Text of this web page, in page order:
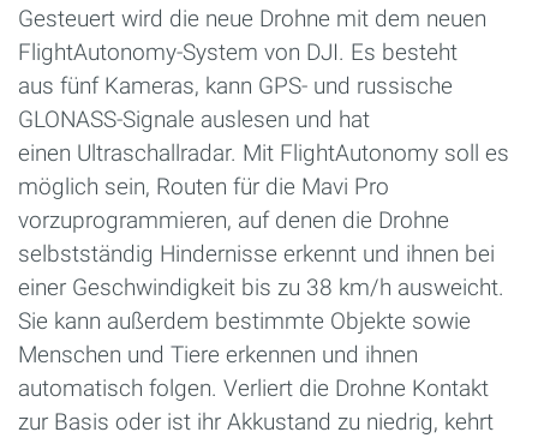
Gesteuert wird die neue Drohne mit dem neuen
FlightAutonomy-System von DJI. Es besteht
aus fünf Kameras, kann GPS- und russische
GLONASS-Signale auslesen und hat
einen Ultraschallradar. Mit FlightAutonomy soll es
möglich sein, Routen für die Mavi Pro
vorzuprogrammieren, auf denen die Drohne
selbstständig Hindernisse erkennt und ihnen bei
einer Geschwindigkeit bis zu 38 km/h ausweicht.
Sie kann außerdem bestimmte Objekte sowie
Menschen und Tiere erkennen und ihnen
automatisch folgen. Verliert die Drohne Kontakt
zur Basis oder ist ihr Akkustand zu niedrig, kehrt